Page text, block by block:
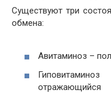
Существуют три
обмена:
Авитаминоз –